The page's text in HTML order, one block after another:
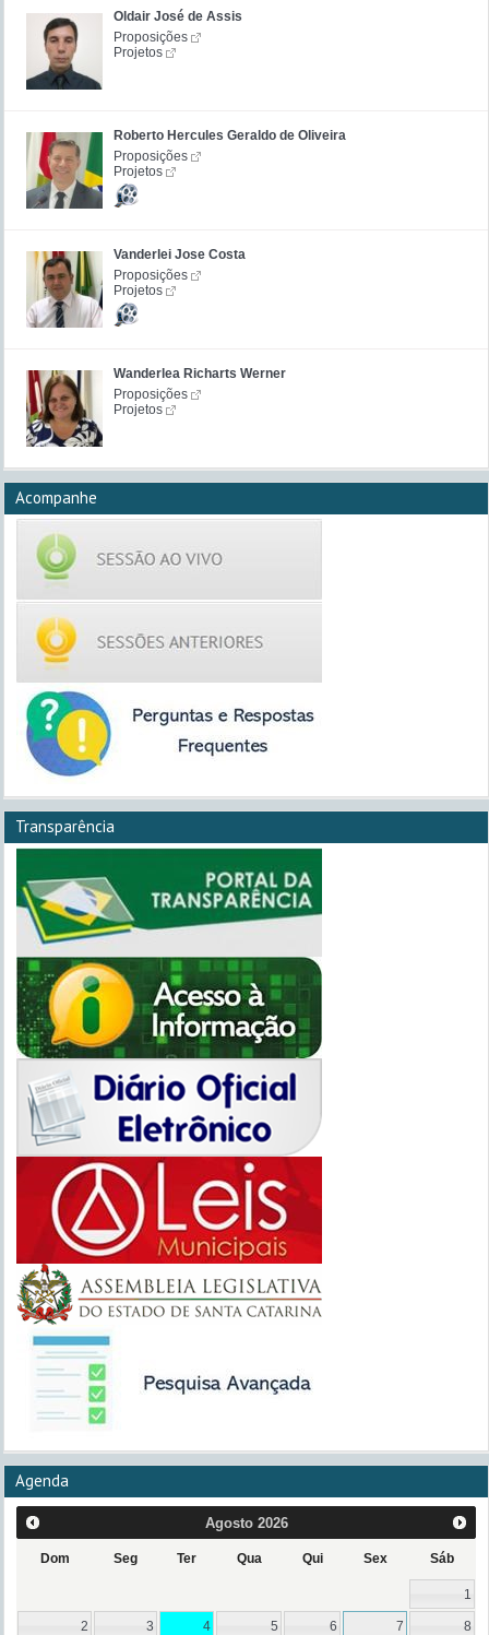
Oldair José de Assis
Proposições
Projetos
Roberto Hercules Geraldo de Oliveira
Proposições
Projetos
Vanderlei Jose Costa
Proposições
Projetos
Wanderlea Richarts Werner
Proposições
Projetos
Acompanhe
Transparência
Agenda
Agosto 2026
Dom Seg Ter Qua Qui Sex Sáb
1
2 3 4 5 6 7 8